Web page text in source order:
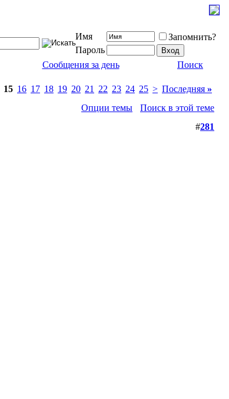
Имя
Запомнить?
Пароль
Сообщения за день Поиск
15 16 17 18 19 20 21 22 23 24 25 > Последняя »
Опции темы
Поиск в этой теме
#281